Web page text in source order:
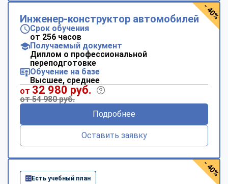
Инженер-конструктор автомобилей
Срок обучения
от 256 часов
Получаемый документ
Диплом о профессиональной
переподготовке
Обучение на базе
Высшее, среднее
от 32 980 руб.
от 54 980 руб.
Подробнее
Оставить заявку
- 40%
Есть учебный план
- 40%